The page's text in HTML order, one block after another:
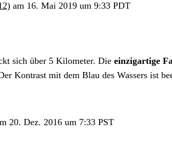
am 16. Mai 2019 um 9:33 PDT
sich über 5 Kilometer. Die einzigartige
Kontrast mit dem Blau des Wassers ist
20. Dez. 2016 um 7:33 PST